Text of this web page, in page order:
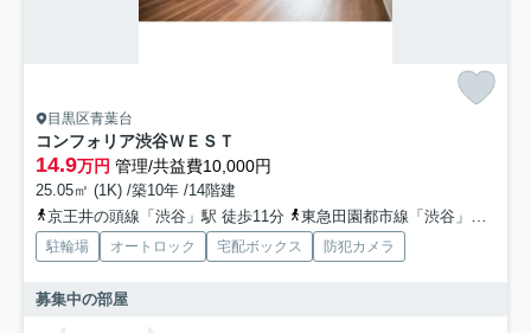
目黒区青葉台
コンフォリア渋谷ＷＥＳＴ
14.9万円 管理/共益費10,000円
25.05㎡ (1K) /築10年 /14階建
京王井の頭線「渋谷」駅 徒歩11分
東急田園都市線「渋谷」駅 徒歩11分
駐輪場 オートロック 宅配ボックス 防犯カメラ
募集中の部屋